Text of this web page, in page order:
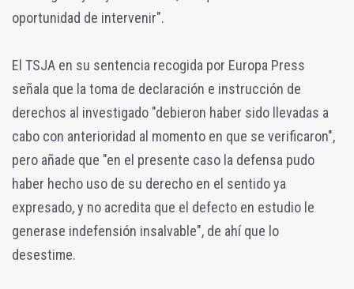
oportunidad de intervenir".
El TSJA en su sentencia recogida por Europa Press
señala que la toma de declaración e instrucción de
derechos al investigado "debieron haber sido llevadas a
cabo con anterioridad al momento en que se verificaron",
pero añade que "en el presente caso la defensa pudo
haber hecho uso de su derecho en el sentido ya
expresado, y no acredita que el defecto en estudio le
generase indefensión insalvable", de ahí que lo
desestime.